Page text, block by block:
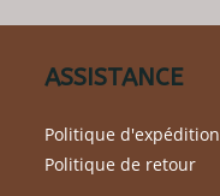
ASSISTANCE
Politique d'expédition
Politique de retour